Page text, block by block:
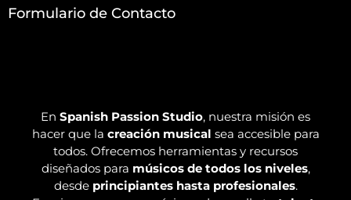
Formulario de Contacto
En Spanish Passion Studio, nuestra misión es
hacer que la creación musical sea accesible para
todos. Ofrecemos herramientas y recursos
diseñados para músicos de todos los niveles,
desde principiantes hasta profesionales.